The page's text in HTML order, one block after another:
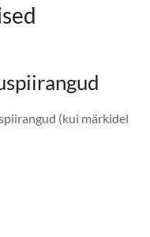
(kui märkidel